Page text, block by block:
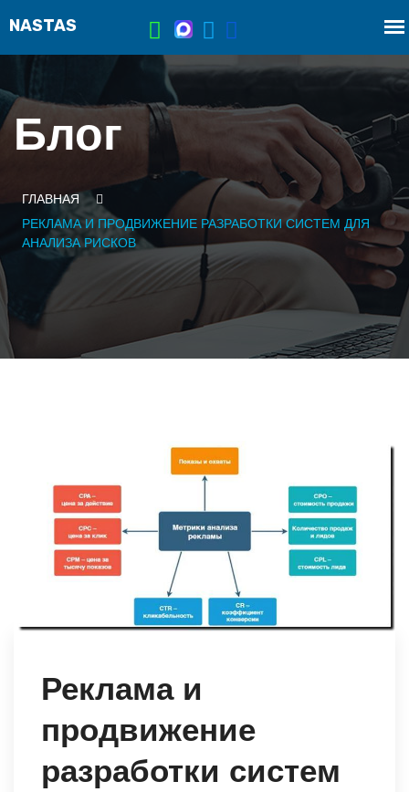
Блог
ГЛАВНАЯ
РЕКЛАМА И ПРОДВИЖЕНИЕ РАЗРАБОТКИ СИСТЕМ ДЛЯ
АНАЛИЗА РИСКОВ
Реклама и
продвижение
разработки систем